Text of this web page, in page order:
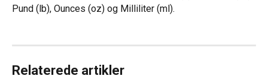
Pund (lb), Ounces (oz) og Milliliter (ml).
Relaterede artikler